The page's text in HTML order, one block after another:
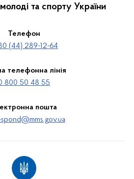
та спорту України
Телефон
(44) 289-12-64
телефонна лінія
800 50 48 55
пошта